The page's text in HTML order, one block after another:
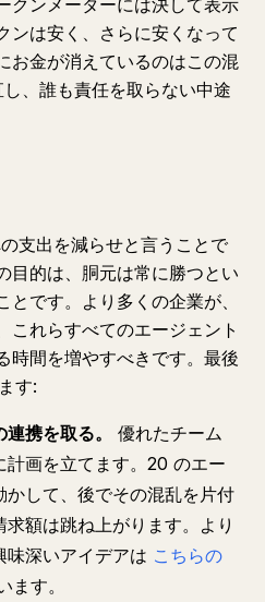
クンメーターには決して表示
ンは安く、さらに安くなって
お金が消えているのはこの混
、誰も責任を取らない中途
支出を減らせと言うことで
目的は、胴元は常に勝つとい
とです。より多くの企業が、
これらすべてのエージェント
時間を増やすべきです。最後
す:
携を取る。
優れたチーム
計画を立てます。20 のエー
かして、後でその混乱を片付
額は跳ね上がります。より
味深いアイデアは こちらの
ます。